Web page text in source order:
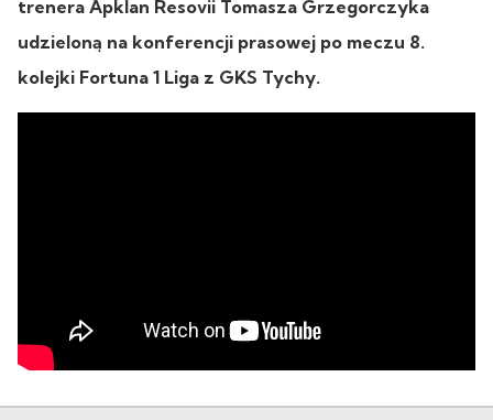
trenera Apklan Resovii Tomasza Grzegorczyka
udzieloną na konferencji prasowej po meczu 8.
kolejki Fortuna 1 Liga z GKS Tychy.